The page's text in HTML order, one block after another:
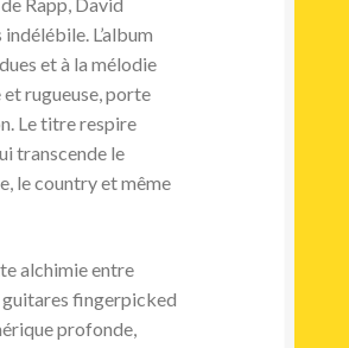
L’album
et à la mélodie
rugueuse, porte
Le titre respire
transcende le
le country et même
alchimie entre
guitares fingerpicked
profonde,